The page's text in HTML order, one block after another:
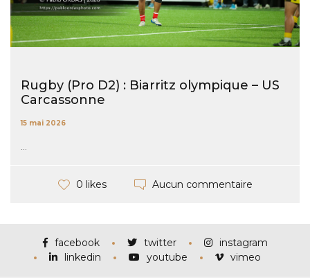
Rugby (Pro D2) : Biarritz olympique – US
Carcassonne
15 mai 2026
...
0 likes Aucun commentaire
facebook twitter
instagram
linkedin
youtube vimeo